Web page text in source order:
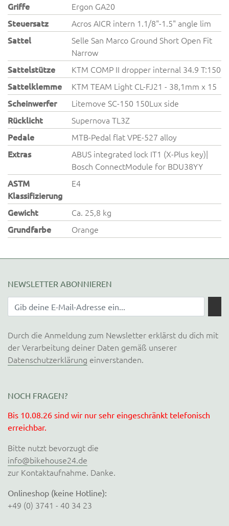
Griffe
Ergon GA20
Steuersatz
Acros AICR intern 1.1/8"-1.5" angle lim
Sattel
Selle San Marco Ground Short Open Fit
Narrow
Sattelstütze
KTM COMP II dropper internal 34.9 T:150
Sattelklemme
KTM TEAM Light CL-FJ21 - 38,1mm x 15
Scheinwerfer
Litemove SC-150 150Lux side
Rücklicht
Supernova TL3Z
Pedale
MTB-Pedal flat VPE-527 alloy
Extras
ABUS integrated lock IT1 (X-Plus key)|
Bosch ConnectModule for BDU38YY
ASTM
Klassifizierung
E4
Gewicht
Ca. 25,8 kg
Grundfarbe
Orange
NEWSLETTER ABONNIEREN
Durch die Anmeldung zum Newsletter erklärst du dich mit
der Verarbeitung deiner Daten gemäß unserer
Datenschutzerklärung einverstanden.
NOCH FRAGEN?
Bis 10.08.26 sind wir nur sehr eingeschränkt telefonisch
erreichbar.
Bitte nutzt bevorzugt die
info@bikehouse24.de
zur Kontaktaufnahme. Danke.
Onlineshop (keine Hotline):
+49 (0) 3741 - 40 34 23